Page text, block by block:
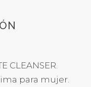
CLEANSER.
para mujer.